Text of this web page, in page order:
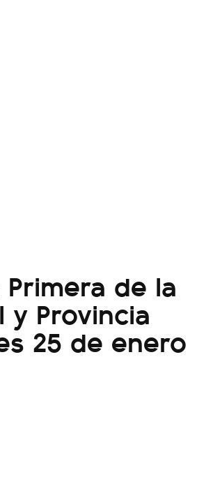
de la
y Provincia
25 de enero